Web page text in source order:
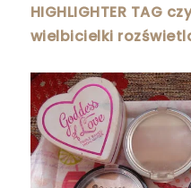
HIGHLIGHTER TAG
wielbicielki